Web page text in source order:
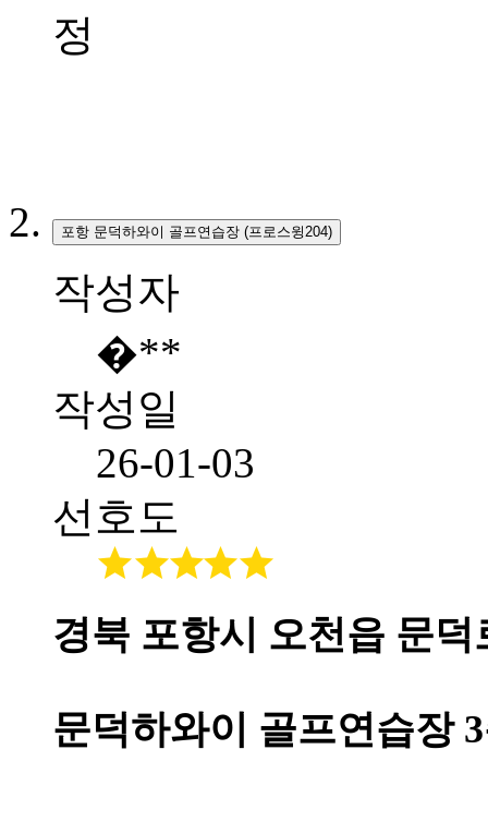
정
포항 문덕하와이 골프연습장 (프로스윙204)
작성자
�**
작성일
26-01-03
선호도
경북 포항시 오천읍 문덕
문덕하와이 골프연습장